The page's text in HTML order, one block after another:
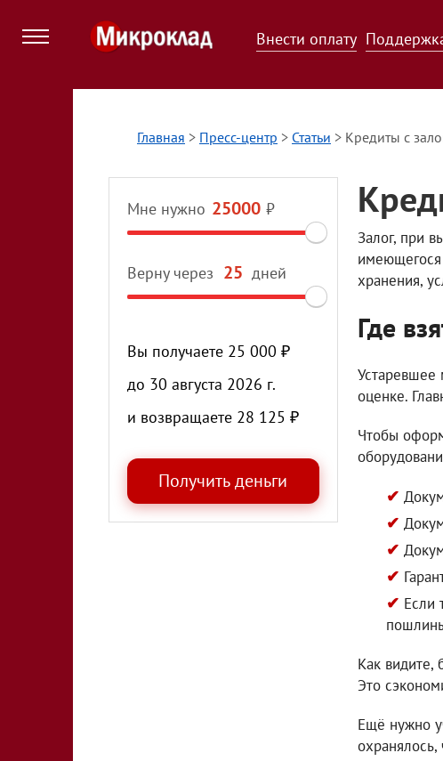
Внести оплату
Главная > Пресс-центр > Статьи > Кредиты с
Мне нужно ₽
Верну через дней
Вы получаете 25 000 ₽
до 30 августа 2026 г.
и возвращаете 28 125 ₽
Залог, при
имеющегося
хранения,
Где
Устаревшее
оценке.
Чтобы
Если
Как видите,
Это
Ещё нужно